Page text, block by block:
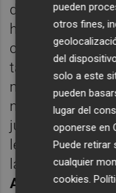
de las
hay, tanto
con cuatro atrás
táctica) que
mesa para
nuevo derbi de
juego la primera
les valdrá el
la tabla,
Alzira
en el
pueden
otros fines,
del
solo a este
pueden
lugar del
oponerse en
Puede retirar
cualquier
cookies.